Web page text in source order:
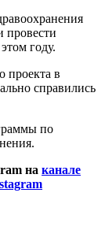
провести
году.
проекта в
справились
по
на канале